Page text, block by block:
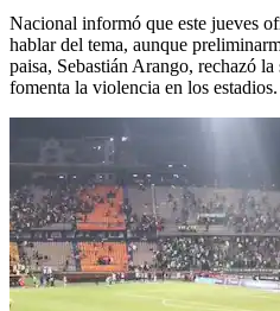
Nacional informó que este jueves
hablar del tema, aunque
paisa, Sebastián Arango, rechazó
fomenta la violencia en los estadios.